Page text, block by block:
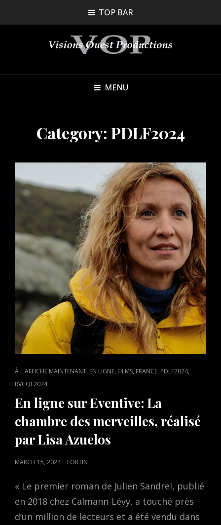
TOP BAR
MENU
Category: PDLF2024
CAT
LINKS
À L'AFFICHE MAINTENANT, EN LIGNE, FILMS, FRANCE, PDLF2024,
RVCQF2024
En ligne sur Eventive: La
chambre des merveilles, réalisé
par Lisa Azuelos
POSTED
MARCH 15, 2024 FORTIN
« Le premier roman de Julien Sandrel, publié
en 2018 chez Calmann-Lévy, a touché près
d’un million de lecteurs et a été vendu dans